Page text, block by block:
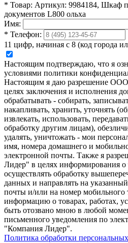
* Товар: Артикул: 9984184, Шкаф
документов L800 ольха
Имя:
* Телефон:
11 цифр, начиная с 8 (код города
Настоящим подтверждаю, что я
условиями политики
Настоящим я даю разрешение
целях заключения и исполнения
обрабатывать - собирать,
накапливать, хранить, уточнять
извлекать, использовать,
обработку другим лицам),
удалять, уничтожать - мои
имя, номера домашнего и
электронной почты. Также я
Лидер" в целях информирования о
осуществлять обработку
данных и направлять на
почты и/или на номер мобильного
информацию о товарах, работах,
быть отозвано мною в любой
письменного уведомления по
"Компания Лидер".
Политика обработки